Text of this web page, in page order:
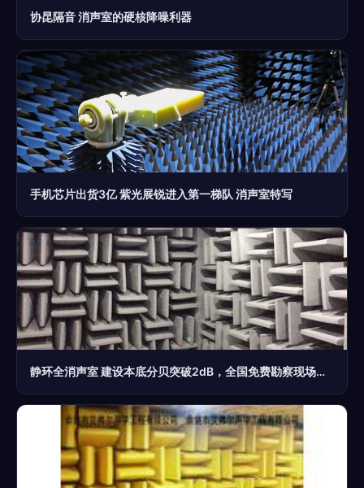
协昆隔音 消声室的硬核降噪利器
手机芯片出货3亿 紫光展锐进入第一梯队 消声室特写
静环全消声室 建设本底分贝突破2dB，全国免费勘察现场引领无响室新标准